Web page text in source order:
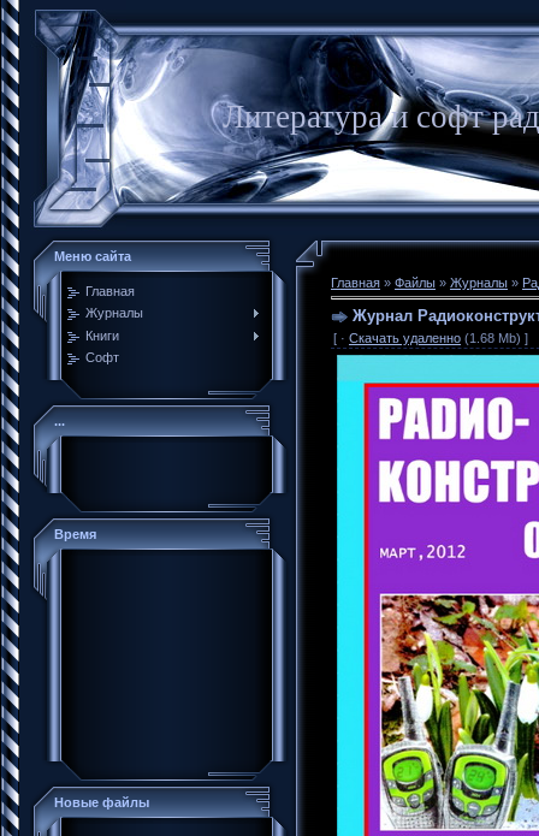
Литература и софт
Меню сайта
Главная
Журналы
Книги
Софт
...
Время
Новые файлы
Главная » Файлы » Журналы »
Журнал
[ · Скачать удаленно (1.68 Mb) ]